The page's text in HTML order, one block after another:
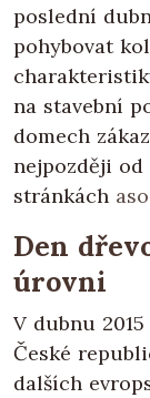
poslední
pohybovat
na stavební
domech
nejpozději od
stránkách
Den
úrovni
V dubnu
České
dalších